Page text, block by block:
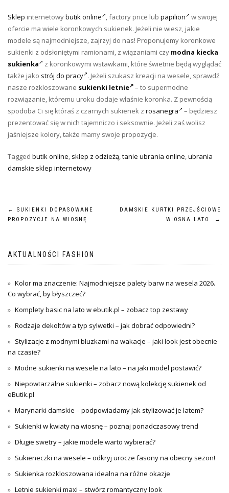
Sklep internetowybutik online , factory price lub papilion
w swojej
ofercie ma wiele koronkowych sukienek. Jeżeli nie wiesz, jakie
modele są najmodniejsze, zajrzyj do nas! Proponujemy koronkowe
sukienki z odsłoniętymi ramionami, z wiązaniami czy modna kiecka
sukienka
z koronkowymi wstawkami, które świetnie będą wyglądać
także jako strój do pracy . Jeżeli szukasz kreacji na wesele, sprawdź
nasze rozkloszowane sukienki letnie
– to supermodne
rozwiązanie, któremu uroku dodaje właśnie koronka. Z pewnością
spodoba Ci się któraś z czarnych sukienek z rosanegra
– będziesz
prezentować się w nich tajemniczo i seksownie. Jeżeli zaś wolisz
jaśniejsze kolory, także mamy swoje propozycje.
Tagged butik online, sklep z odzieżą,tanie ubrania online,ubrania
damskie sklep internetowy
Nawigacja
←
SUKIENKI DOPASOWANE
PROPOZYCJE NA WIOSNĘ
DAMSKIE KURTKI PRZEJŚCIOWE
WIOSNA LATO
→
AKTUALNOŚCI FASHION
Kolor ma znaczenie: Najmodniejsze palety barw na wesela 2026.
Co wybrać, by błyszczeć?
Komplety basic na lato w ebutik.pl – zobacz top zestawy
Rodzaje dekoltów a typ sylwetki – jak dobrać odpowiedni?
Stylizacje z modnymi bluzkami na wakacje – jaki look jest obecnie
na czasie?
Modne sukienki na wesele na lato – na jaki model postawić?
Niepowtarzalne sukienki – zobacz nową kolekcję sukienek od
eButik.pl
Marynarki damskie – podpowiadamy jak stylizować je latem?
Sukienki w kwiaty na wiosnę – poznaj ponadczasowy trend
Długie swetry – jakie modele warto wybierać?
Sukieneczki na wesele – odkryj urocze fasony na obecny sezon!
Sukienka rozkloszowana idealna na różne okazje
Letnie sukienki maxi – stwórz romantyczny look